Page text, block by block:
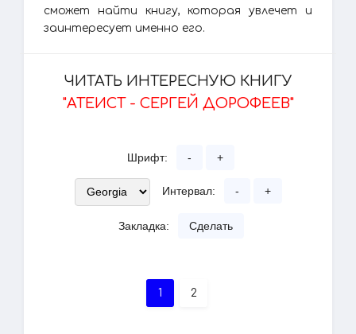
сможет найти книгу, которая увлечет и
заинтересует именно его.
ЧИТАТЬ ИНТЕРЕСНУЮ КНИГУ
"АТЕИСТ - СЕРГЕЙ ДОРОФЕЕВ"
Шрифт: - +
Интервал: - +
Закладка: Сделать
1 2